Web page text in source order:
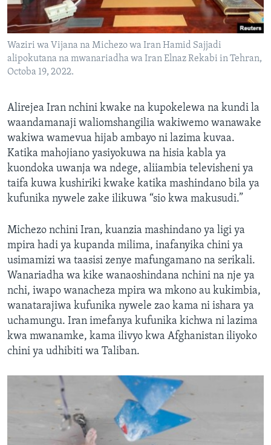
Waziri wa Vijana na Michezo wa Iran Hamid Sajjadi
alipokutana na mwanariadha wa Iran Elnaz Rekabi in Tehran,
Octoba 19, 2022.
Alirejea Iran nchini kwake na kupokelewa na kundi la
waandamanaji waliomshangilia wakiwemo wanawake
wakiwa wamevua hijab ambayo ni lazima kuvaa.
Katika mahojiano yasiyokuwa na hisia kabla ya
kuondoka uwanja wa ndege, aliiambia televisheni ya
taifa kuwa kushiriki kwake katika mashindano bila ya
kufunika nywele zake ilikuwa “sio kwa makusudi.”
Michezo nchini Iran, kuanzia mashindano ya ligi ya
mpira hadi ya kupanda milima, inafanyika chini ya
usimamizi wa taasisi zenye mafungamano na serikali.
Wanariadha wa kike wanaoshindana nchini na nje ya
nchi, iwapo wanacheza mpira wa mkono au kukimbia,
wanatarajiwa kufunika nywele zao kama ni ishara ya
uchamungu. Iran imefanya kufunika kichwa ni lazima
kwa mwanamke, kama ilivyo kwa Afghanistan iliyoko
chini ya udhibiti wa Taliban.